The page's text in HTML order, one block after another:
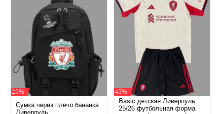
-25%
Сумка через плечо бананка
Ливерпуль
-45%
Basic детская Ливерпуль
25/26 футбольная форма